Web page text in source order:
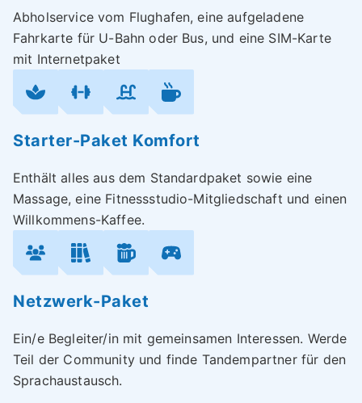
Abholservice vom Flughafen, eine aufgeladene
Fahrkarte für U-Bahn oder Bus, und eine SIM-Karte
mit Internetpaket
Starter-Paket Komfort
Enthält alles aus dem Standardpaket sowie eine
Massage, eine Fitnessstudio-Mitgliedschaft und einen
Willkommens-Kaffee.
Netzwerk-Paket
Ein/e Begleiter/in mit gemeinsamen Interessen. Werde
Teil der Community und finde Tandempartner für den
Sprachaustausch.